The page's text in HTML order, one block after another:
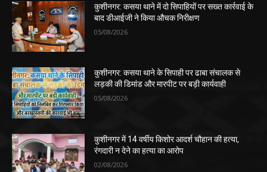
कुशीनगर: कसया थाने में दो सिपाहियों पर सख्त कार्रवाई के
बाद डीआईजी ने किया औचक निरीक्षण
05/08/2026
कुशीनगर: कसया थाने के सिपाही पर ढाबा संचालक से
लड़की की डिमांड और मारपीट पर बड़ी कार्यवाही
05/08/2026
कुशीनगर में 14 वर्षीय किशोर आदर्श चौहान की हत्या,
रंगदारी न देने का हत्या का आरोप
02/08/2026